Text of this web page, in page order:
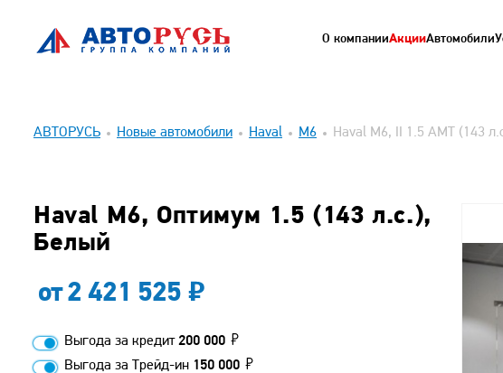
О компанииАкцииАвтомобили
АВТОРУСЬ Новые автомобили Haval M6 Haval M6, II 1.5 AMT (143
Haval M6, Оптимум 1.5 (143 л.с.),
Белый
от2 421 525
Выгода за кредит200 000
Выгода за Трейд-ин 150 000